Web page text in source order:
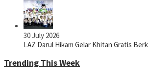
30 July 2026
LAZ Darul Hikam Gelar Khitan Gratis
Trending This Week